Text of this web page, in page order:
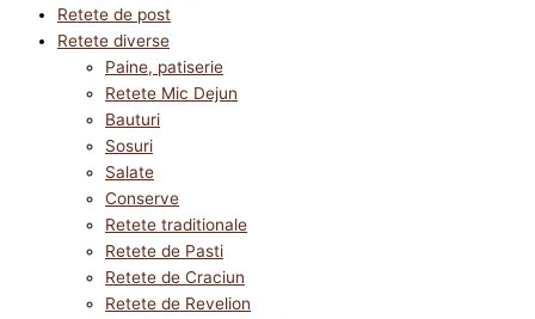
Retete de post
Retete diverse
Paine, patiserie
Retete Mic Dejun
Bauturi
Sosuri
Salate
Conserve
Retete traditionale
Retete de Pasti
Retete de Craciun
Retete de Revelion